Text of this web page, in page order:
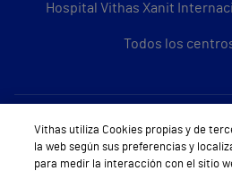
Hospital Vithas Xanit
Todos los
Sobre
Quiénes
Vithas utiliza Cookies propias y de
la web según sus preferencias y
para medir la interacción con el sitio